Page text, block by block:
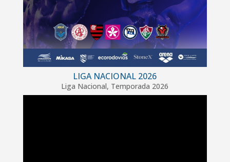
LIGA NACIONAL 2026
Liga Nacional, Temporada 2026